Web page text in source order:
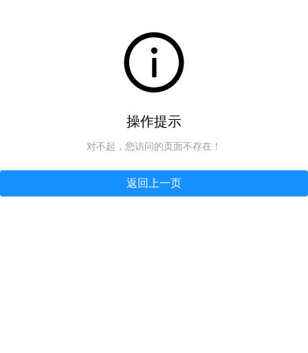
操作提示
对不起，您访问的页面不存在！
返回上一页